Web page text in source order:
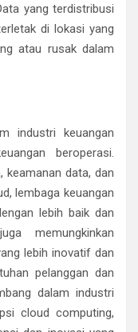
yang terdistribusi
di lokasi yang
atau rusak dalam
industri keuangan
beroperasi.
keamanan data, dan
lembaga keuangan
lebih baik dan
memungkinkan
lebih inovatif dan
pelanggan dan
dalam industri
cloud computing,